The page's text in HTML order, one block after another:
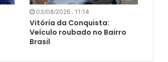
03/08/2026 . 11:14
Vitória da Conquista:
Veículo roubado no Bairro
Brasil